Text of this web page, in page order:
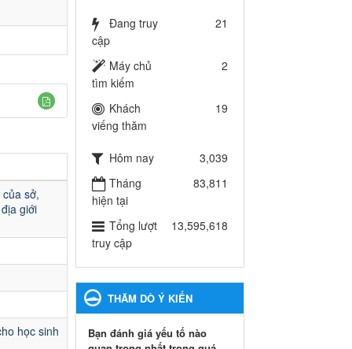
sở,
giới
học sinh
cấp xã thực hiện phi địa giới
hành chính trên địa bàn tỉnh
Bình Dương
Ngày ban hành: 13/03/2025
Kế hoạch Phổ biến, giáo
dục pháp luật năm 2025 của
thành phố Bến Cát
pháp luật năm 2025 của
ngành Giáo dục và Đào tạo
thành phố Bến Cát
Ngày ban hành: 28/02/2025
Quyết định công bố thủ tục
hành chính bị bãi bỏ trong
lĩnh vực giáo dục đào tạo
thuộc hệ giáo dục quốc
dân và cơ sở giáo dục khác
Đang truy
cập
21
Máy chủ
tìm kiếm
2
Khách
viếng thăm
19
Hôm nay
3,039
Tháng
hiện tại
83,811
Tổng lượt
truy cập
13,595,618
THĂM DÒ Ý KIẾN
Bạn đánh giá yếu tố nào